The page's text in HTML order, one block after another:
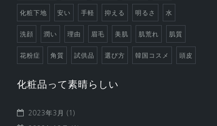
化粧下地 安い 手軽 抑える 明るさ 水
洗顔 潤い 理由 眉毛 美肌 肌荒れ 肌質
花粉症 角質 試供品 選び方 韓国コスメ 頭皮
化粧品って素晴らしい
2023年3月 (1)